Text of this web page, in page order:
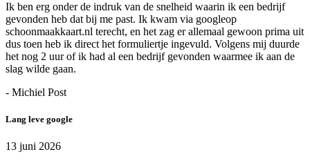
Ik ben erg onder de indruk van de snelheid waarin ik een bedrijf
gevonden heb dat bij me past. Ik kwam via googleop
schoonmaakkaart.nl terecht, en het zag er allemaal gewoon prima uit
dus toen heb ik direct het formuliertje ingevuld. Volgens mij duurde
het nog 2 uur of ik had al een bedrijf gevonden waarmee ik aan de
slag wilde gaan.
- Michiel Post
Lang leve google
13 juni 2026